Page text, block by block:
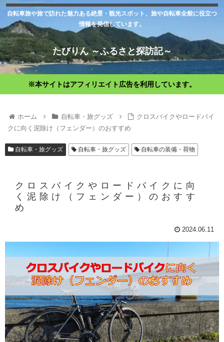
自転車旅や旅で訪れた魅力ある絶景・観光スポット、旅や自転車全般に役立つ
情報を発信しています。
たびりん ～ふるさと探訪記～
※本サイトはアフィリエイト広告を利用しています。
ホーム 自転車・旅グッズ
クロスバイクやロードバイ
クに向く泥除け（フェンダー）のおすすめ
自転車・旅グッズ 自転車・旅グッズ 自転車の装備・荷物
クロスバイクやロードバイクに向
く泥除け（フェンダー）のおすす
め
2024.06.11